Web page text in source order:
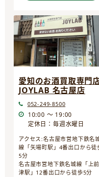
愛知のお酒買取専門
JOYLAB 名古屋店
052-249-8500
10:00 ～ 19:00
定休日：毎週水曜日
アクセス:名古屋市営地下鉄名
線「矢場町駅」4番出口から徒
5分
名古屋市営地下鉄名城線「上前
津駅」12番出口から徒歩5分